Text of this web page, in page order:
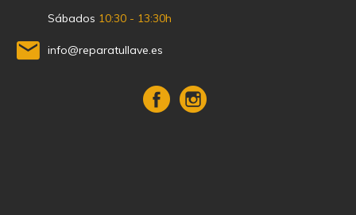
Sábados 10:30 - 13:30h
info@reparatullave.es